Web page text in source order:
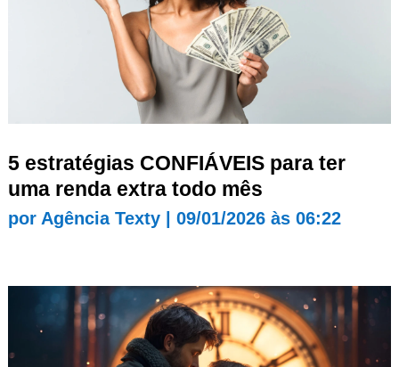
5 estratégias CONFIÁVEIS para ter
uma renda extra todo mês
por Agência Texty| 09/01/2026 às 06:22